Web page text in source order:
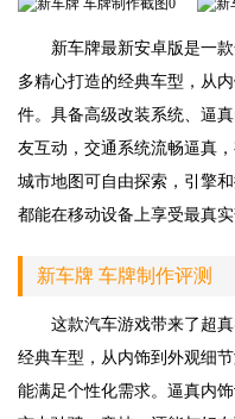
新车牌最新安卓版是一
多精心打造的经典车型，从
件。具备高级改装系统、逼
友互动，交通系统流畅逼真
城市地图可自由探索，引擎
都能在移动设备上享受最真实
新车牌 车牌制作评测
这款汽车游戏带来了超
经典车型，从内饰到外观细
能满足个性化需求。逼真内